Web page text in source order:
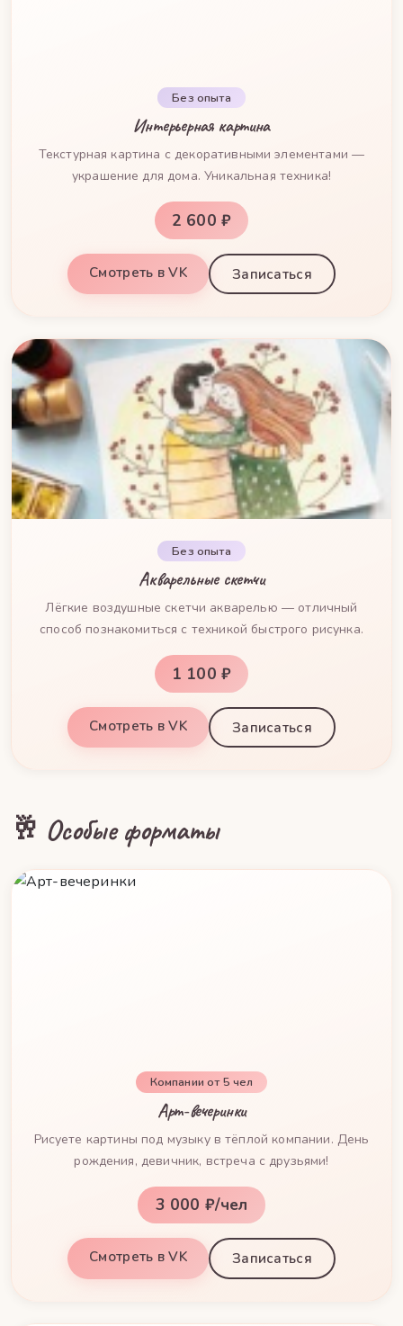
Без опыта
Интерьерная картина
Текстурная картина с декоративными элементами —
украшение для дома. Уникальная техника!
2 600 ₽
Смотреть в VK Записаться
Без опыта
Акварельные скетчи
Лёгкие воздушные скетчи акварелью — отличный
способ познакомиться с техникой быстрого рисунка.
1 100 ₽
Смотреть в VK Записаться
🥂 Особые форматы
Компании от 5 чел
Арт-вечеринки
Рисуете картины под музыку в тёплой компании. День
рождения, девичник, встреча с друзьями!
3 000 ₽/чел
Смотреть в VK Записаться